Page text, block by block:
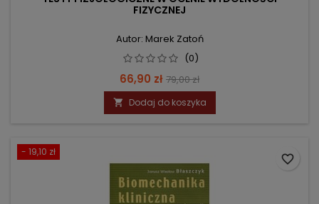
FIZYCZNEJ
Autor: Marek Zatoń
(0)
Cena
66,90 zł Cena
podstawowa
79,00 zł
 Dodaj do koszyka
- 19,10 zł
favorite_border